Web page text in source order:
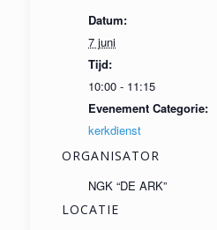
Datum:
7 juni
Tijd:
10:00 - 11:15
Evenement Categorie:
kerkdienst
LOCATIE
ORGANISATOR
NGK “DE ARK”